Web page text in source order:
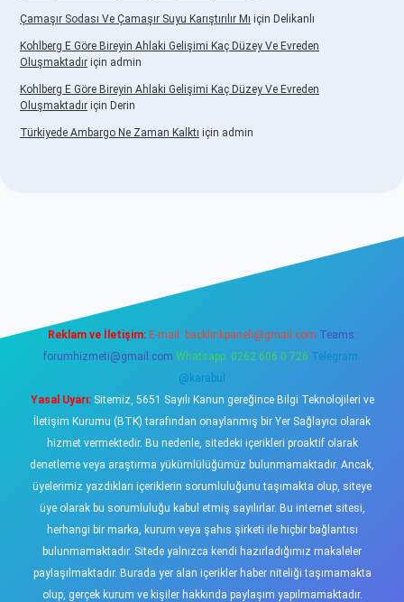
Çamaşır Sodası Ve Çamaşır Suyu Karıştırılır Mı için Delikanlı
Kohlberg E Göre Bireyin Ahlaki Gelişimi Kaç Düzey Ve Evreden
Oluşmaktadır için admin
Kohlberg E Göre Bireyin Ahlaki Gelişimi Kaç Düzey Ve Evreden
Oluşmaktadır için Derin
Türkiyede Ambargo Ne Zaman Kalktı için admin
Reklam ve İletişim: E-mail: backlinkpaneli@gmail.com Teams:
forumhizmeti@gmail.com Whatsapp: 0262 606 0 726 Telegram:
@karabul
Yasal Uyarı:Sitemiz, 5651 Sayılı Kanun gereğince Bilgi Teknolojileri ve
İletişim Kurumu (BTK) tarafından onaylanmış bir Yer Sağlayıcı olarak
hizmet vermektedir. Bu nedenle, sitedeki içerikleri proaktif olarak
denetleme veya araştırma yükümlülüğümüz bulunmamaktadır. Ancak,
üyelerimiz yazdıkları içeriklerin sorumluluğunu taşımakta olup, siteye
üye olarak bu sorumluluğu kabul etmiş sayılırlar. Bu internet sitesi,
herhangi bir marka, kurum veya şahıs şirketi ile hiçbir bağlantısı
bulunmamaktadır. Sitede yalnızca kendi hazırladığımız makaleler
paylaşılmaktadır. Burada yer alan içerikler haber niteliği taşımamakta
olup, gerçek kurum ve kişiler hakkında paylaşım yapılmamaktadır.